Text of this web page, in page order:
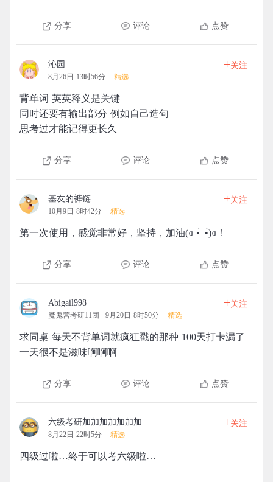
分享 评论 点赞
沁园
8月26日 13时56分 精选
+关注
背单词 英英释义是关键
同时还要有输出部分 例如自己造句
思考过才能记得更长久
分享 评论 点赞
基友的裤链
10月9日 8时42分 精选
+关注
第一次使用，感觉非常好，坚持，加油(ง •̀_•́)ง！
分享 评论 点赞
Abigail998
魔鬼营考研11团 9月20日 8时50分 精选
+关注
求同桌 每天不背单词就疯狂戳的那种 100天打卡漏了
一天很不是滋味啊啊啊
分享 评论 点赞
六级考研加加加加加加加
8月22日 22时5分 精选
+关注
四级过啦…终于可以考六级啦…